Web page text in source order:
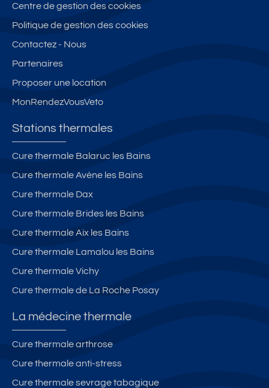
Centre de gestion des cookies
Politique de gestion des cookies
Contactez - Nous
Partenaires
Proposer une location
MonRendezVousVeto
Stations thermales
Cure thermale Balaruc les Bains
Cure thermale Avène les Bains
Cure thermale Dax
Cure thermale Brides les Bains
Cure thermale Aix les Bains
Cure thermale Lamalou les Bains
Cure thermale Vichy
Cure thermale de La Roche Posay
La médecine thermale
Cure thermale arthrose
Cure thermale anti-stress
Cure thermale sevrage tabagique